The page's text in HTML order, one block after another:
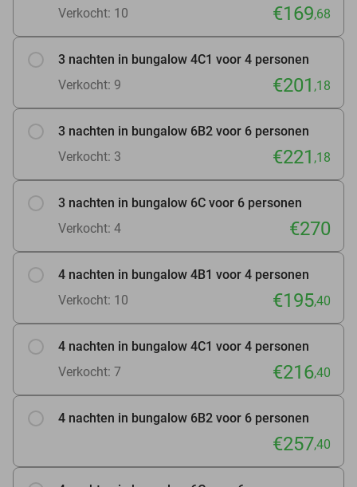
Verkocht: 10
€169,68
3 nachten in bungalow 4C1 voor 4 personen
Verkocht: 9
€201 ,18
3 nachten in bungalow 6B2 voor 6 personen
Verkocht: 3
€221 ,18
3 nachten in bungalow 6C voor 6 personen
Verkocht: 4
€270
4 nachten in bungalow 4B1 voor 4 personen
Verkocht: 10
€195,40
4 nachten in bungalow 4C1 voor 4 personen
Verkocht: 7
€216,40
4 nachten in bungalow 6B2 voor 6 personen
€257,40